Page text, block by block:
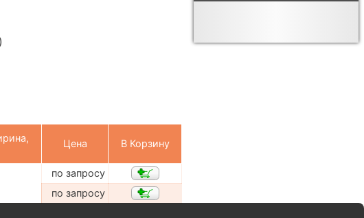
Цена В Корзину
по запросу
по запросу